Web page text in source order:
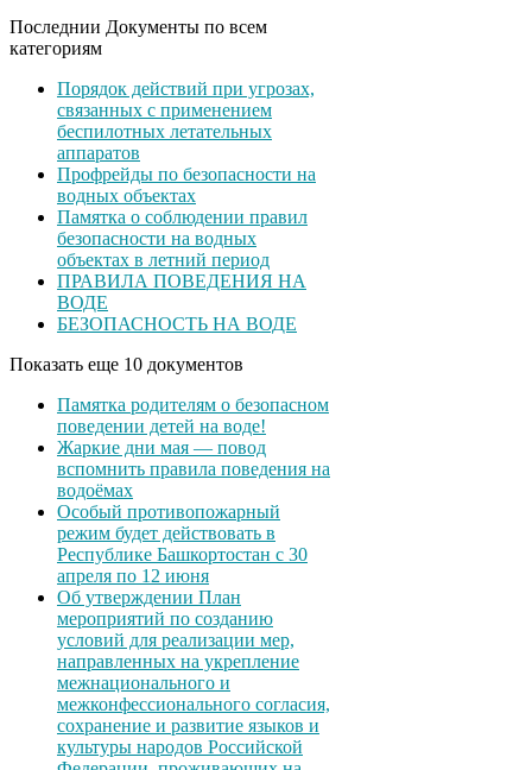
Последнии Документы по всем
категориям
Порядок действий при угрозах,
связанных с применением
беспилотных летательных
аппаратов
Профрейды по безопасности на
водных объектах
Памятка о соблюдении правил
безопасности на водных
объектах в летний период
ПРАВИЛА ПОВЕДЕНИЯ НА
ВОДЕ
БЕЗОПАСНОСТЬ НА ВОДЕ
Показать еще 10 документов
Памятка родителям о безопасном
поведении детей на воде!
Жаркие дни мая — повод
вспомнить правила поведения на
водоёмах
Особый противопожарный
режим будет действовать в
Республике Башкортостан с 30
апреля по 12 июня
Об утверждении План
мероприятий по созданию
условий для реализации мер,
направленных на укрепление
межнационального и
межконфессионального согласия,
сохранение и развитие языков и
культуры народов Российской